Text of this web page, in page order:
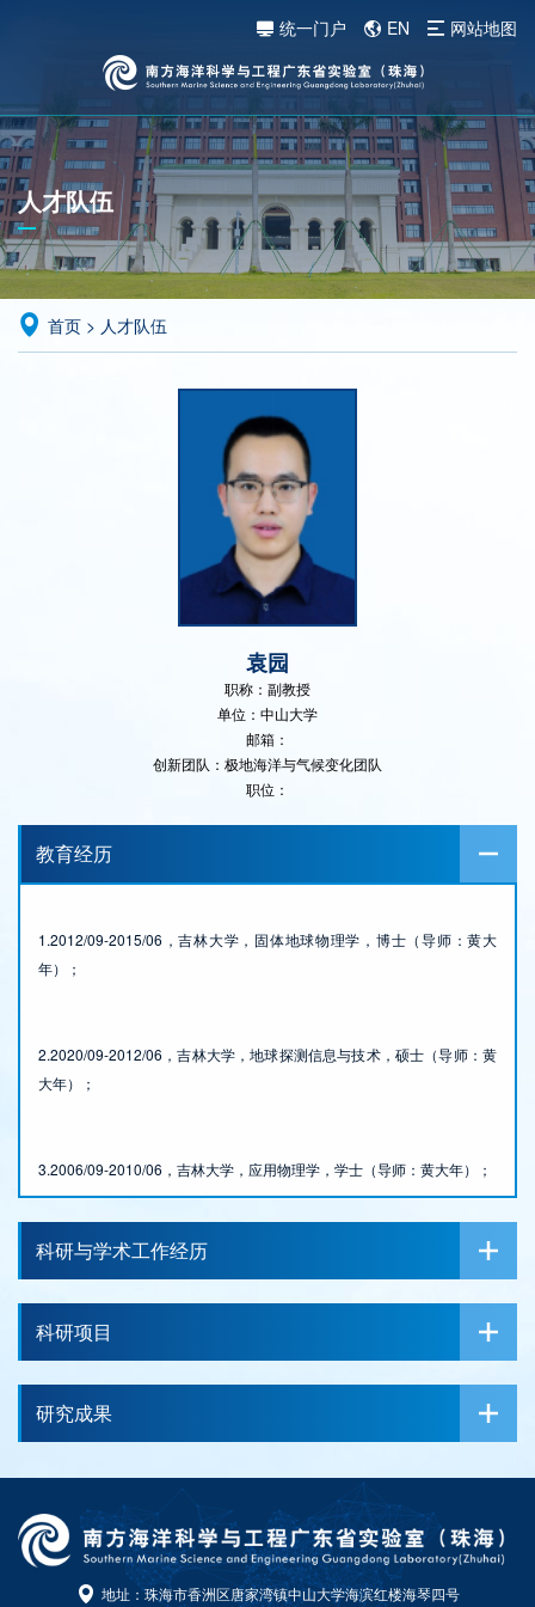
统一门户 EN 网站地图
人才队伍
首页 > 人才队伍
袁园
职称：副教授
单位：中山大学
邮箱：
创新团队：极地海洋与气候变化团队
职位：
教育经历
1.2012/09-2015/06，吉林大学，固体地球物理学，博士（导师：黄大
年）；
2.2020/09-2012/06，吉林大学，地球探测信息与技术，硕士（导师：黄
大年）；
3.2006/09-2010/06， 吉林大学，应用物理学 ，学士（导师：黄大年）；
科研与学术工作经历
科研项目
研究成果
地址：珠海市香洲区唐家湾镇中山大学海滨红楼海琴四号